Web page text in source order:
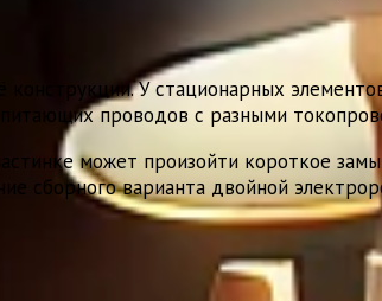
конструкции. У стационарных
проводов с разными
может произойти короткое
сборного варианта двойной